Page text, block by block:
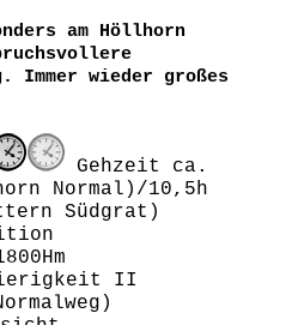
am Höllhorn
Immer wieder großes
Gehzeit ca.
Normal)/10,5h
Südgrat)
II